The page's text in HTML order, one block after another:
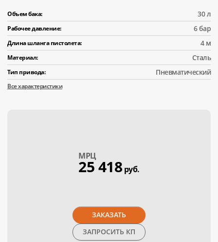
Объем бака: 30 л
Рабочее давление: 6 бар
Длина шланга пистолета: 4 м
Материал: Сталь
Тип привода: Пневматический
Все характеристики
МPЦ
25 418 руб.
ЗАКАЗАТЬ
ЗАПРОСИТЬ КП